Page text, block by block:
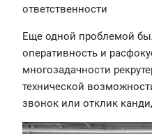
ответственности
Еще одной проблемой
оперативность и
многозадачности
технической
звонок или отклик